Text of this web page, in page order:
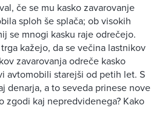
če se mu kasko zavarovanje
sploh še splača; ob visokih
se mnogi kasku raje odrečejo.
kažejo, da se večina lastnikov
zavarovanja odreče kasko
avtomobili starejši od petih let. S
denarja, a to seveda prinese nove
zgodi kaj nepredvidenega? Kako